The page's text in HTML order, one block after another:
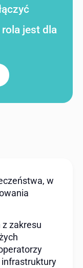
jest dla
w
z zakresu